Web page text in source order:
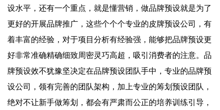
设水平，还有一个重点，就是懂营销，做品牌预设就是为了
更好的开展品牌推广，这些个个个专业的皮牌预设公司，有
着丰富的经验，对于项目分析有经验强，能够把品牌预设更
好非常准确精确细致周密灵巧高超，吸引消费者的注意。品
牌预设效不犹豫坚决定在品牌预设团队手中，专业的品牌预
设公司，领有完善的团队架构，加上专业的筹划预设团队，
绝对不让新手做筹划，都会有严肃而公正的培养训练引导，